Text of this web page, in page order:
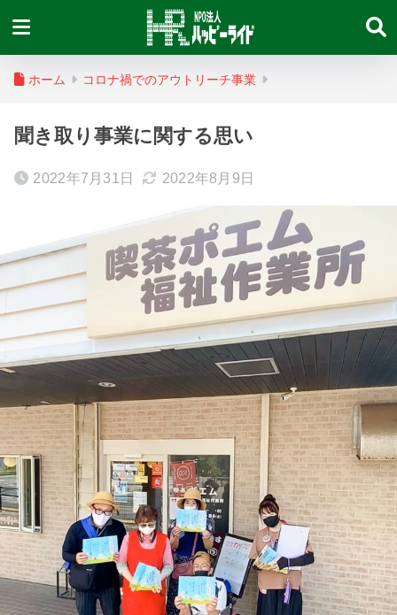
ホーム コロナ禍でのアウトリーチ事業
聞き取り事業に関する思い
2022年7月31日 2022年8月9日